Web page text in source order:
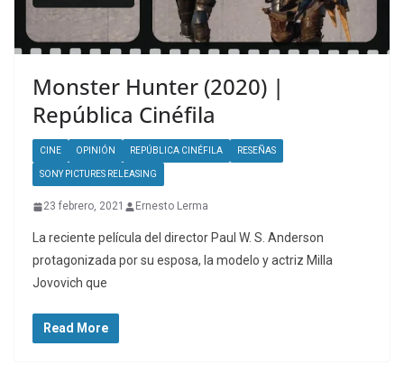
Monster Hunter (2020) |
República Cinéfila
CINE OPINIÓN REPÚBLICA CINÉFILA RESEÑAS
SONY PICTURES RELEASING
23 febrero, 2021 Ernesto Lerma
La reciente película del director Paul W. S. Anderson
protagonizada por su esposa, la modelo y actriz Milla
Jovovich que
Read More